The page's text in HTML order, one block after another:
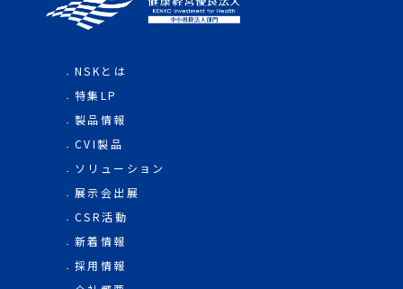
NSKとは
特集LP
製品情報
CVI製品
ソリューション
展示会出展
CSR活動
新着情報
採用情報